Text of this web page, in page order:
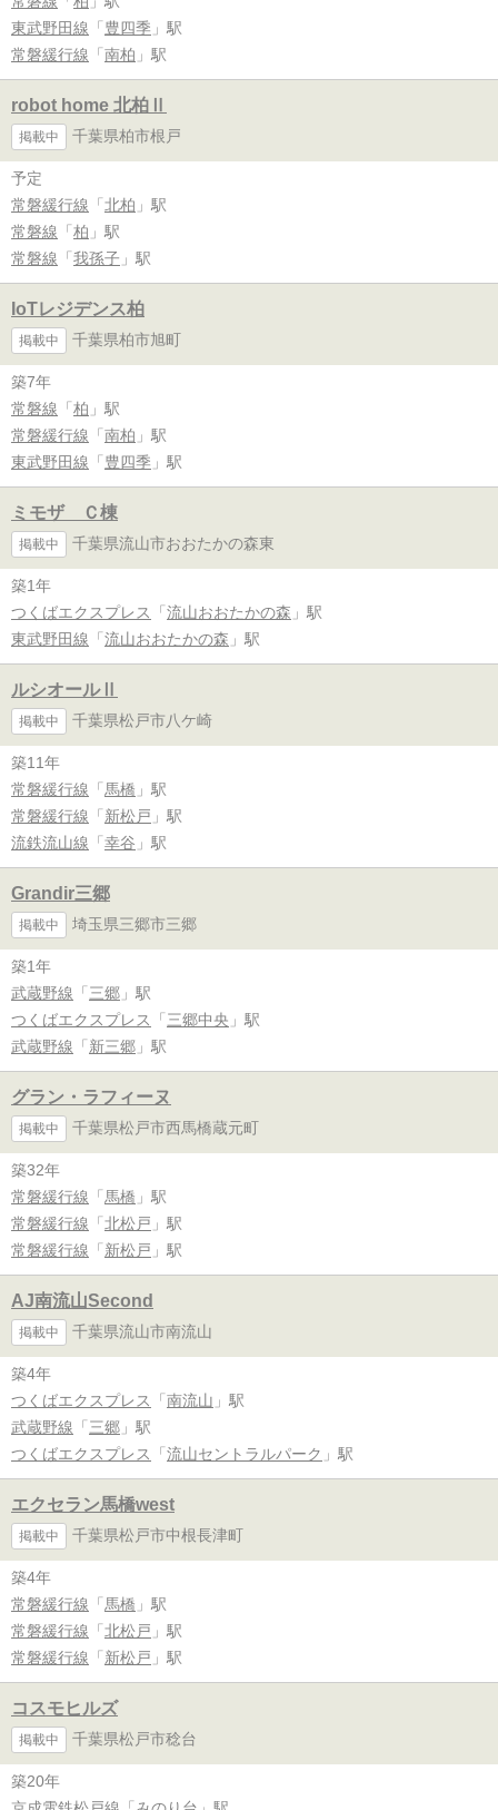
東武野田線 「 豊四季 」駅
常磐緩行線 「 南柏 」駅
robot home 北柏Ⅱ
掲載中 千葉県柏市根戸
予定
常磐緩行線 「 北柏 」駅
常磐線 「 柏 」駅
常磐線 「 我孫子 」駅
IoTレジデンス柏
掲載中 千葉県柏市旭町
築7年
常磐線 「 柏 」駅
常磐緩行線 「 南柏 」駅
東武野田線 「 豊四季 」駅
ミモザ Ｃ棟
掲載中 千葉県流山市おおたかの森東
築1年
つくばエクスプレス
「 流山おおたかの森 」駅
東武野田線 「 流山おおたかの森 」駅
ルシオールⅡ
掲載中 千葉県松戸市八ケ崎
築11年
常磐緩行線 「 馬橋 」駅
常磐緩行線 「 新松戸 」駅
流鉄流山線 「 幸谷 」駅
Grandir三郷
掲載中 埼玉県三郷市三郷
築1年
武蔵野線 「 三郷 」駅
つくばエクスプレス
「 三郷中央 」駅
武蔵野線 「 新三郷 」駅
グラン・ラフィーヌ
掲載中 千葉県松戸市西馬橋蔵元町
築32年
常磐緩行線 「 馬橋 」駅
常磐緩行線 「 北松戸 」駅
常磐緩行線 「 新松戸 」駅
AJ南流山Second
掲載中 千葉県流山市南流山
築4年
つくばエクスプレス
「 南流山 」駅
武蔵野線 「 三郷 」駅
つくばエクスプレス
「 流山セントラルパーク 」駅
エクセラン馬橋west
掲載中 千葉県松戸市中根長津町
築4年
常磐緩行線 「 馬橋 」駅
常磐緩行線 「 北松戸 」駅
常磐緩行線 「 新松戸 」駅
コスモヒルズ
掲載中 千葉県松戸市稔台
築20年